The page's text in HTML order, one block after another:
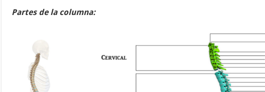
Partes de la columna: